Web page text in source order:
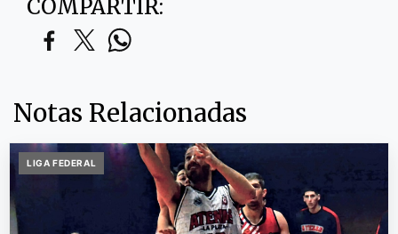
COMPARTIR:
Notas Relacionadas
LIGA FEDERAL